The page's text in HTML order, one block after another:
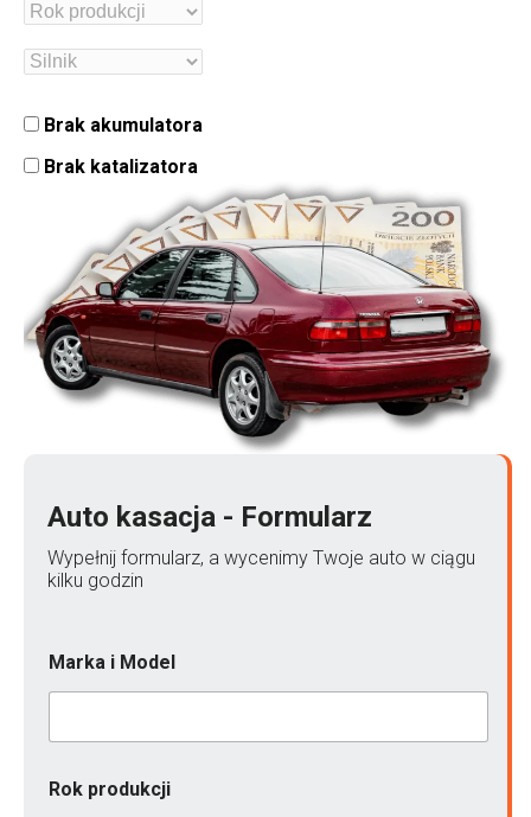
Brak akumulatora
Brak katalizatora
Auto kasacja - Formularz
Wypełnij formularz, a wycenimy Twoje auto w ciągu
kilku godzin
Marka i Model
Rok produkcji